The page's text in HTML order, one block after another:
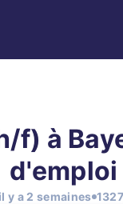
f) à
d'emploi
y a 2 semaines